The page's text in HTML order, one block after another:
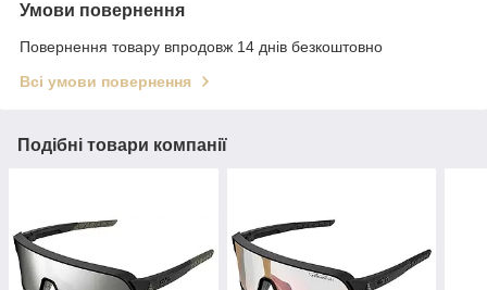
Умови повернення
Повернення товару впродовж 14 днів безкоштовно
Всі умови повернення
Подібні товари компанії